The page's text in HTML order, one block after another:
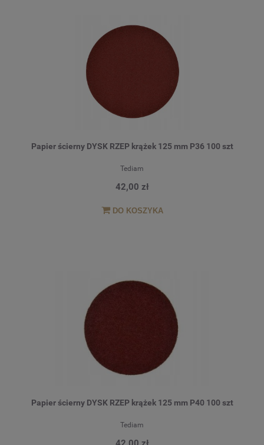
Papier ścierny DYSK RZEP krążek 125 mm P36 100 szt
Tediam
42,00 zł
DO KOSZYKA
Papier ścierny DYSK RZEP krążek 125 mm P40 100 szt
Tediam